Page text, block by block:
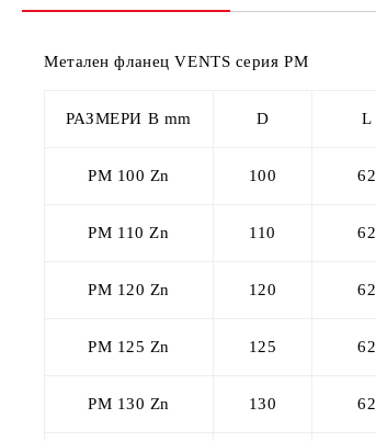
Метален фланец VENTS серия PM
РАЗМЕРИ В mm D L
PM 100 Zn 100 62
PM 110 Zn 110 62
PM 120 Zn 120 62
PM 125 Zn 125 62
PM 130 Zn 130 62